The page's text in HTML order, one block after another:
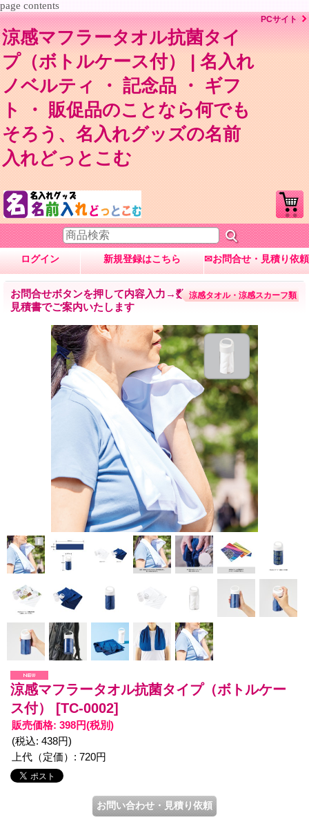
page contents
涼感マフラータオル抗菌タイ
プ（ボトルケース付） | 名入れ
ノベルティ ・ 記念品 ・ ギフ
ト ・ 販促品のことなら何でも
そろう、名入れグッズの名前
入れどっとこむ
PCサイト
ログイン 新規登録はこちら ✉お問合せ・見積り依頼
お問合せボタンを押して内容入力→数量・内容に応じて
見積書でご案内いたします
涼感タオル・涼感スカーフ類
涼感マフラータオル抗菌タイプ（ボトルケー
ス付）
[TC-0002]
販売価格: 398円(税別)
(税込: 438円)
上代（定価） : 720円